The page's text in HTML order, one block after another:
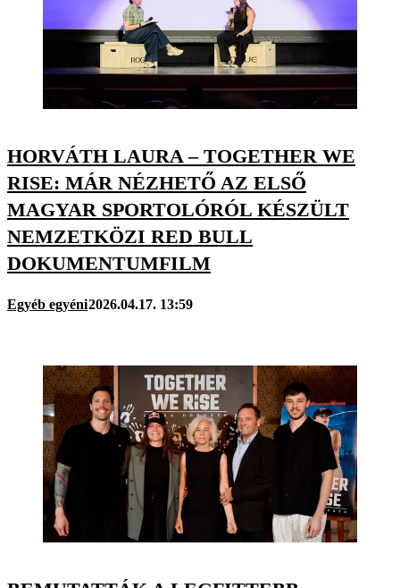
HORVÁTH LAURA – TOGETHER WE
RISE: MÁR NÉZHETŐ AZ ELSŐ
MAGYAR SPORTOLÓRÓL KÉSZÜLT
NEMZETKÖZI RED BULL
DOKUMENTUMFILM
Egyéb egyéni2026.04.17. 13:59